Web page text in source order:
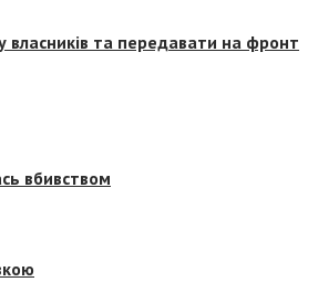
власників та передавати на фронт
вбивством